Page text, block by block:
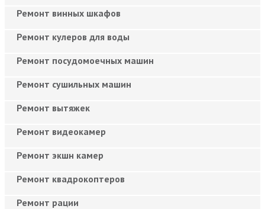
Ремонт винных шкафов
Ремонт кулеров для воды
Ремонт посудомоечных машин
Ремонт сушильных машин
Ремонт вытяжек
Ремонт видеокамер
Ремонт экшн камер
Ремонт квадрокоптеров
Ремонт рации